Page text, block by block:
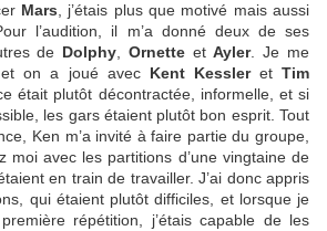
Mars , j’étais plus que motivé mais aussi
l’audition, il m’a donné deux de ses
de Dolphy OrnetteetAyler. Je me
on a joué avec Kent KessleretTim
était plutôt décontractée, informelle, et si
les gars étaient plutôt bon esprit. Tout
Ken m’a invité à faire partie du groupe,
moi avec les partitions d’une vingtaine de
en train de travailler. J’ai donc appris
qui étaient plutôt difficiles, et lorsque je
répétition, j’étais capable de les